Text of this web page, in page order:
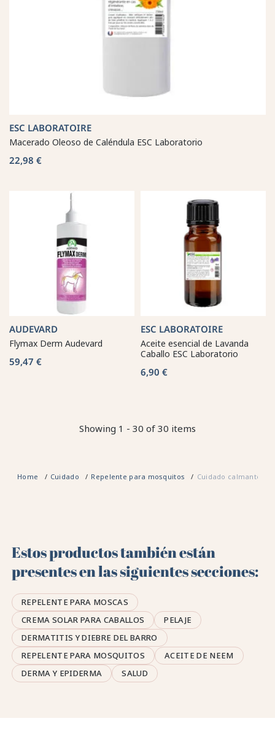
ESC LABORATOIRE
Macerado Oleoso de Caléndula ESC Laboratorio
22,98 €
AUDEVARD
Flymax Derm Audevard
59,47 €
ESC LABORATOIRE
Aceite esencial de Lavanda
Caballo ESC Laboratorio
6,90 €
Showing 1 - 30 of 30 items
Home Cuidado Repelente para mosquitos Cuidado calmante
Estos productos también están
presentes en las siguientes secciones:
REPELENTE PARA MOSCAS
CREMA SOLAR PARA CABALLOS
PELAJE
DERMATITIS Y DIEBRE DEL BARRO
REPELENTE PARA MOSQUITOS
ACEITE DE NEEM
DERMA Y EPIDERMA
SALUD